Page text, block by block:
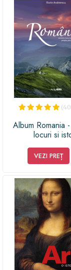
ocazie, fie că
sau pur și
album cu
totdeauna,
Album Romania
locuri si
VEZI PREȚ